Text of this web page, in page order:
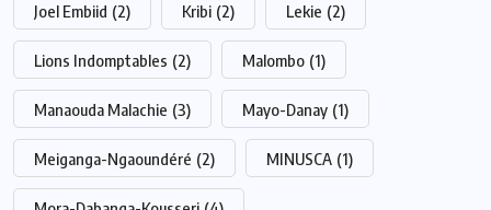
Joel Embiid (2) Kribi (2) Lekie (2)
Lions Indomptables (2) Malombo (1)
Manaouda Malachie (3) Mayo-Danay (1)
Meiganga-Ngaoundéré (2) MINUSCA (1)